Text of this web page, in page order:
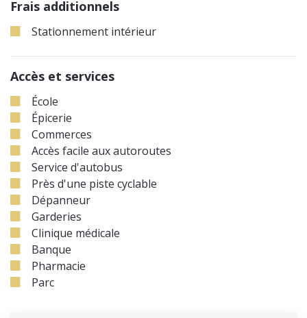
Frais additionnels
Stationnement intérieur
Accès et services
École
Épicerie
Commerces
Accès facile aux autoroutes
Service d'autobus
Près d'une piste cyclable
Dépanneur
Garderies
Clinique médicale
Banque
Pharmacie
Parc